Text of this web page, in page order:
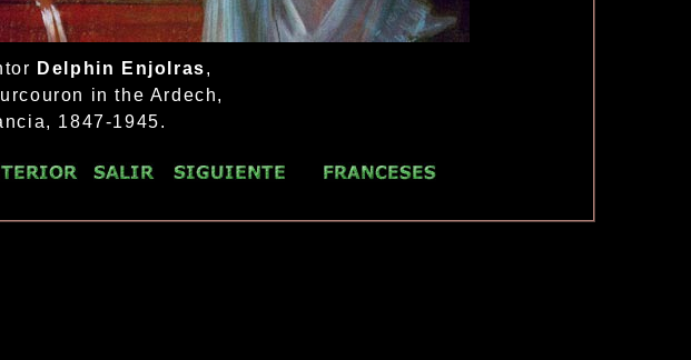
Delphin Enjolras,
in the Ardech,
1847-1945.